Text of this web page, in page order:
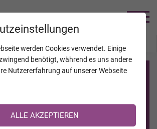
auf TrauerHilfe.it
nicht auf TrauerHilfe.it registriert?
kostenlosen Registrierung <<
werden Cookies verwendet. Einige
benötigt, während es uns andere
Nutzererfahrung auf unserer Webseite
ALLE AKZEPTIEREN
KALENDER VERSTORBENE